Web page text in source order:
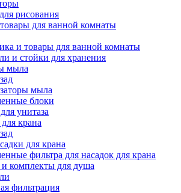
рисования
для ванной комнаты
и товары для ванной комнаты
и стойки для хранения
мыла
мыла
блоки
унитаза
крана
для крана
фильтра для насадок для крана
комплекты для душа
фильтрация